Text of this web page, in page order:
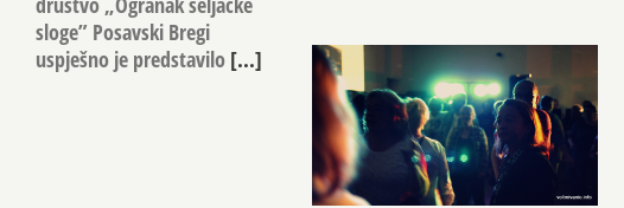
sloge” Posavski Bregi
uspješno je predstavilo[...]